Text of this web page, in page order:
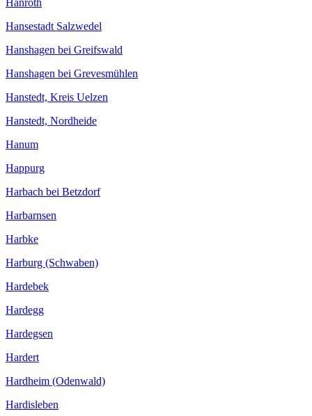
Hanroth
Hansestadt Salzwedel
Hanshagen bei Greifswald
Hanshagen bei Grevesmühlen
Hanstedt, Kreis Uelzen
Hanstedt, Nordheide
Hanum
Happurg
Harbach bei Betzdorf
Harbarnsen
Harbke
Harburg (Schwaben)
Hardebek
Hardegg
Hardegsen
Hardert
Hardheim (Odenwald)
Hardisleben